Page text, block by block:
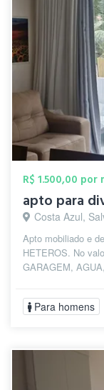
R$ 1.500,00 por
apto para
Costa Azul,
Apto mobiliado e
HETEROS. No
GARAGEM,
Para homens